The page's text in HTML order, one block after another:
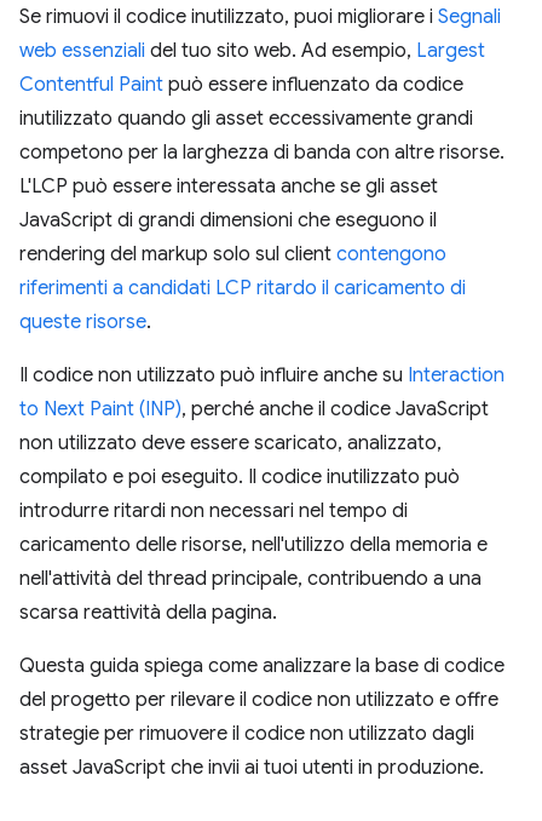
Se rimuovi il codice inutilizzato, puoi migliorare i Segnali
web essenziali del tuo sito web. Ad esempio, Largest
Contentful Paint può essere influenzato da codice
inutilizzato quando gli asset eccessivamente grandi
competono per la larghezza di banda con altre risorse.
L'LCP può essere interessata anche se gli asset
JavaScript di grandi dimensioni che eseguono il
rendering del markup solo sul client contengono
riferimenti a candidati LCP ritardo il caricamento di
queste risorse.
Il codice non utilizzato può influire anche su Interaction
to Next Paint (INP), perché anche il codice JavaScript
non utilizzato deve essere scaricato, analizzato,
compilato e poi eseguito. Il codice inutilizzato può
introdurre ritardi non necessari nel tempo di
caricamento delle risorse, nell'utilizzo della memoria e
nell'attività del thread principale, contribuendo a una
scarsa reattività della pagina.
Questa guida spiega come analizzare la base di codice
del progetto per rilevare il codice non utilizzato e offre
strategie per rimuovere il codice non utilizzato dagli
asset JavaScript che invii ai tuoi utenti in produzione.